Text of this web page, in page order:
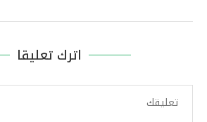
اترك تعليقا